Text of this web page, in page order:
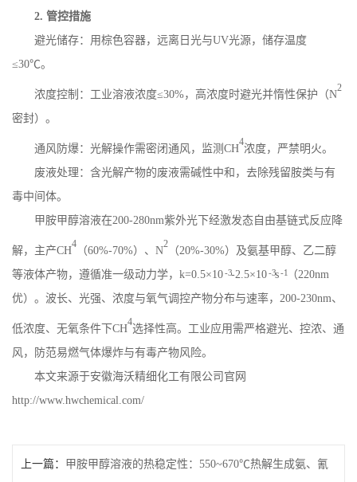
2.管控措施
避光储存：用棕色容器，远离日光与UV光源，储存温度
≤30℃。
浓度控制：工业溶液浓度≤30%，高浓度时避光并惰性保护（N
2
密封）。
通风防爆：光解操作需密闭通风，监测 CH
4
浓度，严禁明火。
废液处理：含光解产物的废液需碱性中和，去除残留胺类与有
毒中间体。
甲胺甲醇溶液在200-280nm紫外光下经激发态自由基链式反应降
解，主产CH
4
（60%-70%）、 N
2
（20%-30%）及氨基甲醇、乙二醇
等液体产物，遵循准一级动力学， k=0.5×10-3-2.5×10-3s-1（220nm
优）。波长、光强、浓度与氧气调控产物分布与速率， 200-230nm、
低浓度、无氧条件下CH
4
选择性高。工业应用需严格避光、控浓、通
风，防范易燃气体爆炸与有毒产物风险。
本文来源于安徽海沃精细化工有限公司官网
http://www.hwchemical.com/
上一篇： 甲胺甲醇溶液的热稳定性：550~670℃热解生成氨、氰